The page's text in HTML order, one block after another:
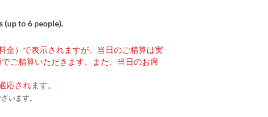
(up to 6 people).
金）で表示されますが、当日のご精算は実
ご精算いただきます。また、当日のお席
されます。
います。